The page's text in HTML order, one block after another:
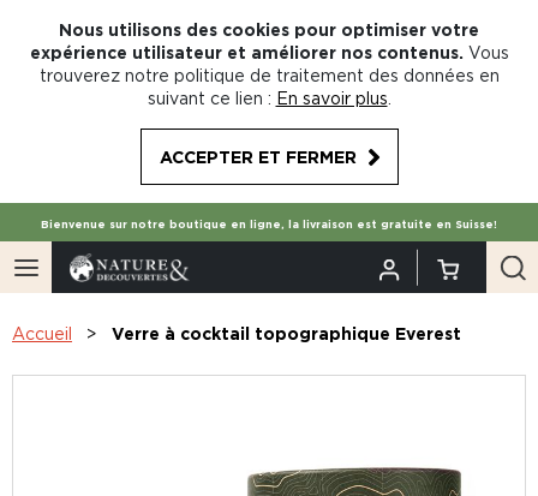
Nous utilisons des cookies pour optimiser votre
expérience utilisateur et améliorer nos contenus. Vous
trouverez notre politique de traitement des données en
suivant ce lien : En savoir plus
ACCEPTER ET FERMER
Bienvenue sur notre boutique en ligne, la livraison est gratuite en Suisse!
Accueil Verre à cocktail topographique Everest